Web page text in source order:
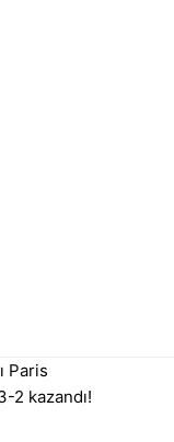
Paris
2 kazandı!